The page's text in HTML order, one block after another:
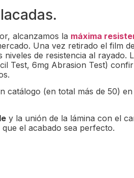
alcanzamos la máxima
Una vez retirado el film
de resistencia al rayado.
Test, 6mg Abrasion Test)
catálogo (en total más de 50)
y la unión de la lámina con el
el acabado sea perfecto.